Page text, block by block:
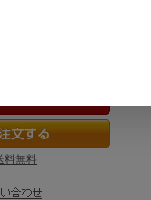
料無料